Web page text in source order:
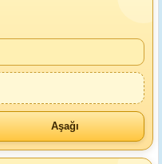
Aşağı